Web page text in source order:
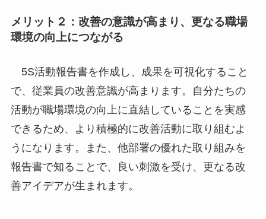
メリット２：改善の意識が高まり、更なる職場
環境の向上につながる
5S活動報告書を作成し、成果を可視化すること
で、従業員の改善意識が高まります。自分たちの
活動が職場環境の向上に直結していることを実感
できるため、より積極的に改善活動に取り組むよ
うになります。また、他部署の優れた取り組みを
報告書で知ることで、良い刺激を受け、更なる改
善アイデアが生まれます。